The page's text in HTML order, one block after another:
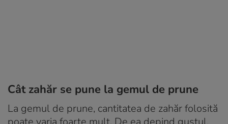
Cât zahăr se pune la gemul de prune
La gemul de prune, cantitatea de zahăr folosită